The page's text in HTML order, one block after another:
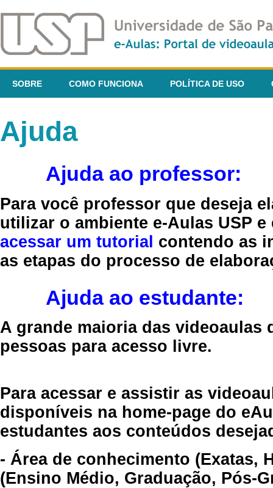
SOBRE COMO FUNCIONA POLÍTICA DE USO
Ajuda
Ajuda ao professor:
Para você professor que deseja
utilizar o ambiente e-Aulas USP
acessar um tutorial contendo as
as etapas do processo de
Ajuda ao estudante:
A grande maioria das videoaulas
pessoas para acesso livre.
Para acessar e assistir as
disponíveis na home-page do
estudantes aos conteúdos
- Área de conhecimento (Exatas,
(Ensino Médio, Graduação, Pós-